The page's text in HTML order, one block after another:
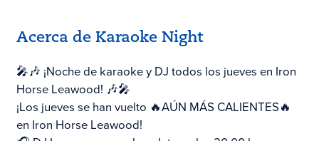
Acerca de Karaoke Night
🎤🎶 ¡Noche de karaoke y DJ todos los jueves en Iron
Horse Leawood! 🎶🎤
¡Los jueves se han vuelto 🔥AÚN MÁS CALIENTES🔥
en Iron Horse Leawood!